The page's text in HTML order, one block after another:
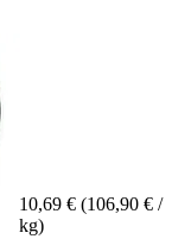
10,69 € (106,90 € /
kg)